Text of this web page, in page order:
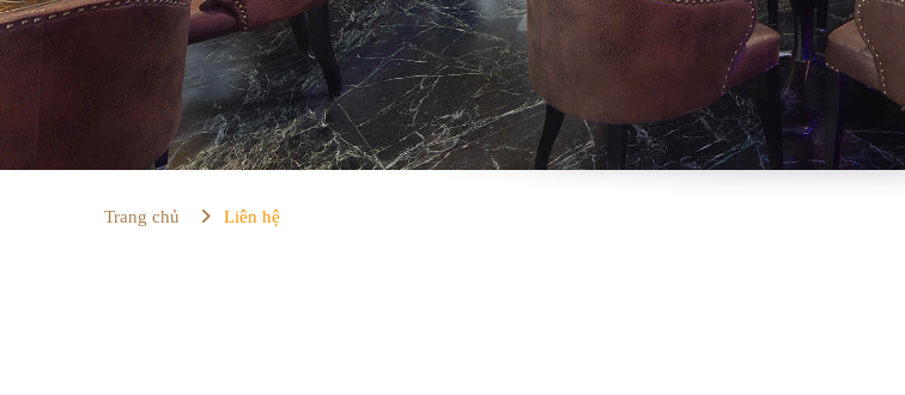
Trang chủ Liên hệ